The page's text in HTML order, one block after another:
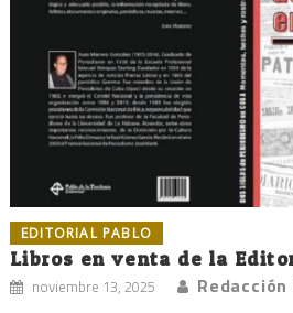
EDITORIAL PABLO
Libros en venta de la
noviembre 13, 2025